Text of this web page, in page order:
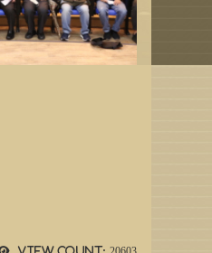
View count: